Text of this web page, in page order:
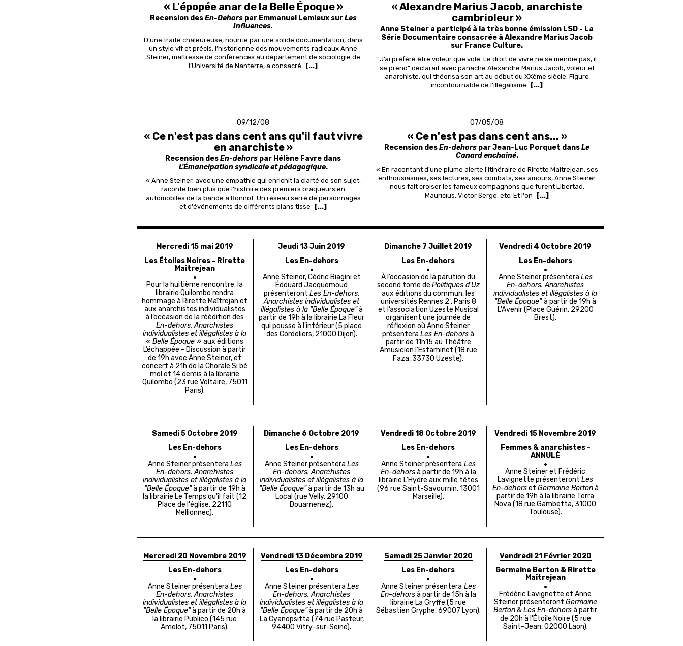
« L'épopée anar de la Belle Époque »
Recension desEn-Dehorspar Emmanuel Lemieux surLes
Influences.
D’une traite chaleureuse, nourrie par une solide documentation, dans
un style vif et précis, l’historienne des mouvements radicaux Anne
Steiner, maîtresse de conférences au département de sociologie de
l’Université de Nanterre, a consacré
[...]
« Alexandre Marius Jacob, anarchiste
cambrioleur »
Anne Steiner a participé à la très bonne émission LSD - La
Série Documentaire consacrée à Alexandre Marius Jacob
sur France Culture.
"J’ai préféré être voleur que volé. Le droit de vivre ne se mendie pas, il
se prend" déclarait avec panache Alexandre Marius Jacob, voleur et
anarchiste, qui théorisa son art au début du XXème siècle. Figure
incontournable de l’illégalisme
[...]
09/12/08
« Ce n'est pas dans cent ans qu'il faut vivre
en anarchiste »
Recension desEn-dehors par Hélène Favre dans
L'Émancipation syndicale et pédagogique.
« Anne Steiner, avec une empathie qui enrichit la clarté de son sujet,
raconte bien plus que l'histoire des premiers braqueurs en
automobiles de la bande à Bonnot. Un réseau serré de personnages
et d'événements de différents plans tisse
[...]
07/05/08
« Ce n'est pas dans cent ans... »
Recension desEn-dehors par Jean-Luc Porquet dansLe
Canard enchaîné.
« En racontant d'une plume alerte l'itinéraire de Rirette Maîtrejean, ses
enthousiasmes, ses lectures, ses combats, ses amours, Anne Steiner
nous fait croiser les fameux compagnons que furent Libertad,
Mauricius, Victor Serge, etc. Et l'on
[...]
Mercredi 15 mai 2019
Les Étoiles Noires - Rirette
Maîtrejean
Pour la huitième rencontre, la
librairie Quilombo rendra
hommage à Rirette Maîtrejan et
aux anarchistes individualistes
à l’occasion de la réédition des
En-dehors. Anarchistes
individualistes et illégalistes à la
« Belle Époque »aux éditions
L’échappée - Discussion à partir
de 19h avec Anne Steiner, et
concert à 21h de la Chorale Si bé
mol et 14 demis à la librairie
Quilombo (23 rue Voltaire, 75011
Paris).
Jeudi 13 Juin 2019
Les En-dehors
Anne Steiner, Cédric Biagini et
Édouard Jacquemoud
présenterontLes En-dehors.
Anarchistes individualistes et
illégalistes à la "Belle Époque"à
partir de 19h à la librairie La Fleur
qui pousse à l'intérieur (5 place
des Cordeliers, 21000 Dijon).
Dimanche 7 Juillet 2019
Les En-dehors
À l’occasion de la parution du
second tome de Politiques d'Uz
aux éditions du commun, les
universités Rennes 2 , Paris 8
et l’association Uzeste Musical
organisent une journée de
réflexion où Anne Steiner
présenteraLes En-dehorsà
partir de 11h15 au Théâtre
Amusicien l'Estaminet (18 rue
Faza, 33730 Uzeste).
Vendredi 4 Octobre 2019
Les En-dehors
Anne Steiner présentera Les
En-dehors. Anarchistes
individualistes et illégalistes à la
"Belle Époque"à partir de 19h à
L'Avenir (Place Guérin, 29200
Brest).
Samedi 5 Octobre 2019
Les En-dehors
Anne Steiner présentera Les
En-dehors. Anarchistes
individualistes et illégalistes à la
"Belle Époque"à partir de 19h à
la librairie Le Temps qu'il fait (12
Place de l'église, 22110
Mellionnec).
Dimanche 6 Octobre 2019
Les En-dehors
Anne Steiner présentera Les
En-dehors. Anarchistes
individualistes et illégalistes à la
"Belle Époque"à partir de 13h au
Local (rue Velly, 29100
Douarnenez).
Vendredi 18 Octobre 2019
Les En-dehors
Anne Steiner présentera Les
En-dehorsà partir de 19h à la
librairie L'Hydre aux mille têtes
(96 rue Saint-Savournin, 13001
Marseille).
Vendredi 15 Novembre 2019
Femmes & anarchistes -
ANNULÉ
Anne Steiner et Frédéric
Lavignette présenterontLes
En-dehorset Germaine Bertonà
partir de 19h à la librairie Terra
Nova (18 rue Gambetta, 31000
Toulouse).
Mercredi 20 Novembre 2019
Les En-dehors
Anne Steiner présentera Les
En-dehors. Anarchistes
individualistes et illégalistes à la
"Belle Époque"à partir de 20h à
la librairie Publico (145 rue
Amelot, 75011 Paris).
Vendredi 13 Décembre 2019
Les En-dehors
Anne Steiner présentera Les
En-dehors. Anarchistes
individualistes et illégalistes à la
"Belle Époque"à partir de 20h à
La Cyanopsitta (74 rue Pasteur,
94400 Vitry-sur-Seine).
Samedi 25 Janvier 2020
Les En-dehors
Anne Steiner présentera Les
En-dehorsà partir de 15h à la
librairie La Gryffe (5 rue
Sébastien Gryphe, 69007 Lyon).
Vendredi 21 Février 2020
Germaine Berton & Rirette
Maîtrejean
Frédéric Lavignette et Anne
Steiner présenteront Germaine
Berton&Les En-dehorsà partir
de 20h à l'Étoile Noire (5 rue
Saint-Jean, 02000 Laon).